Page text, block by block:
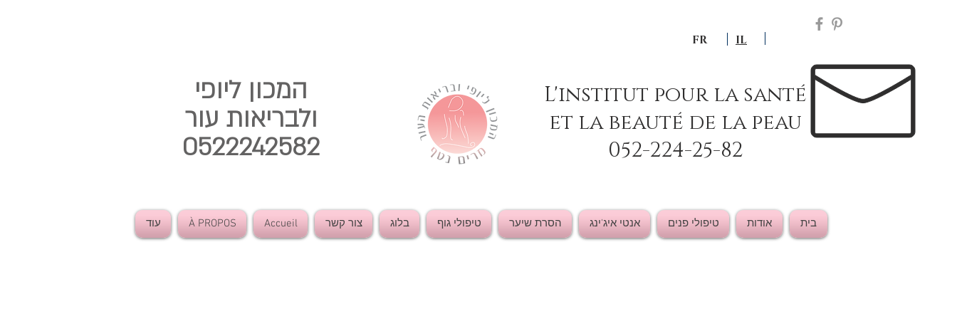
המכון ליופי
ולבריאות עור
0522242582
FR IL
L'institut pour la santé
et la beauté de la peau
052-224-25-82
בית אודות טיפולי פנים אנטי איג'ינג הסרת שיער טיפולי גוף בלוג צור קשר Accueil
À PROPOS עוד